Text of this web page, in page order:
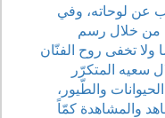
عن لوحاته، وفي
من خلال رسم
ولا تخفى روح الفنّان
سعيه المتكرّر
والطّيور،
والمشاهدة كمّاً